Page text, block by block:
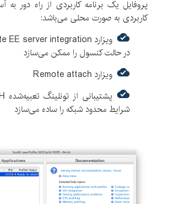
پروفایل یک برنامه کاربردی از راه دور به
کاربردی به صورت محلی می‌باشد:
در حالت کنسول را ممکن می‌سازد
ویزارد Remote attach
شرایط محدود شبکه را ساده می‌سازد